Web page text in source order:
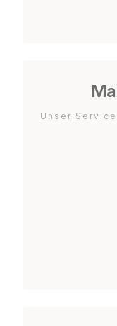
Unser